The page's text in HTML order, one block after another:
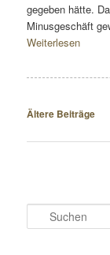
gegeben hätte.
Minusgeschäft
Weiterlesen
Beitragsnavigation
Ältere Beiträge
Suchen